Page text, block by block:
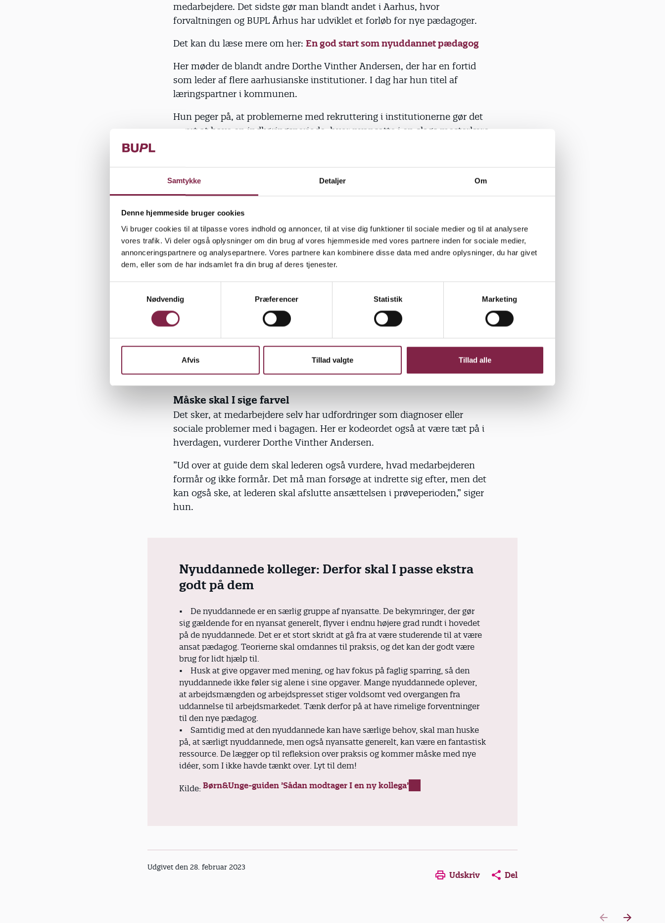
Samtykke Detaljer Om
Denne hjemmeside bruger cookies
Vi bruger cookies til at tilpasse vores indhold og annoncer, til at vise dig funktioner til sociale medier og til at analysere
vores trafik. Vi deler også oplysninger om din brug af vores hjemmeside med vores partnere inden for sociale medier,
annonceringspartnere og analysepartnere. Vores partnere kan kombinere disse data med andre oplysninger, du har givet
dem, eller som de har indsamlet fra din brug af deres tjenester.
v
Nødvendig Præferencer Statistik Marketing
Afvis Tillad valgte Tillad alle
medarbejdere. Det sidste gør man blandt andet i Aarhus, hvor
forvaltningen og BUPL Århus har udviklet et forløb for nye pædagoger.
Det kan du læse mere om her: En god start som nyuddannet pædagog
Her møder de blandt andre Dorthe Vinther Andersen, der har en fortid
som leder af flere aarhusianske institutioner. I dag har hun titel af
læringspartner i kommunen.
Hun peger på, at problemerne med rekruttering i institutionerne gør det
svært at have en indkøringsperiode, hvor nyansatte i en slags mesterlære
De nyansatte er langt hen ad vejen overladt til sig selv, og det er et
problem, især hvis de ikke har været i praktik i et dagtilbud.
pædagog i en vuggestue eller børnehave. Det er svært, når der en god del
af dagen ikke er uddannede kolleger på stuen,” siger Dorthe Vinther
Andersen.
Ud på stuerne og giv støtte
For pædagogfaglige ledere gælder det derfor om at støtte de nye
medarbejdere. Det skal også foregå ude på stuerne, tæt på den enkelte.
”Man kan ikke være leder fra kontoret hele dagen. Man skal helt tæt på
bruge sig selv som rollemodel,” siger Dorthe Vinther Andersen og tilføjer,
at lederen løbende skal tale med de nyansatte om pædagogiske emner,
oftest med udgangspunkt i den konkrete hverdag.
Måske skal I sige farvel
Det sker, at medarbejdere selv har udfordringer som diagnoser eller
sociale problemer med i bagagen. Her er kodeordet også at være tæt på i
hverdagen, vurderer Dorthe Vinther Andersen.
”Ud over at guide dem skal lederen også vurdere, hvad medarbejderen
formår og ikke formår. Det må man forsøge at indrette sig efter, men det
kan også ske, at lederen skal afslutte ansættelsen i prøveperioden,” siger
hun.
Nyuddannede kolleger: Derfor skal I passe ekstra
godt på dem
• De nyuddannede er en særlig gruppe af nyansatte. De bekymringer, der gør
sig gældende for en nyansat generelt, flyver i endnu højere grad rundt i hovedet
på de nyuddannede. Det er et stort skridt at gå fra at være studerende til at være
ansat pædagog. Teorierne skal omdannes til praksis, og det kan der godt være
brug for lidt hjælp til.
• Husk at give opgaver med mening, og hav fokus på faglig sparring, så den
nyuddannede ikke føler sig alene i sine opgaver. Mange nyuddannede oplever,
at arbejdsmængden og arbejdspresset stiger voldsomt ved overgangen fra
uddannelse til arbejdsmarkedet. Tænk derfor på at have rimelige forventninger
til den nye pædagog.
• Samtidig med at den nyuddannede kan have særlige behov, skal man huske
på, at særligt nyuddannede, men også nyansatte generelt, kan være en fantastisk
ressource. De lægger op til refleksion over praksis og kommer måske med nye
idéer, som I ikke havde tænkt over. Lyt til dem!
Kilde: Børn&Unge-guiden ’Sådan modtager I en ny kollega’
Udgivet den 28. februar 2023
Udskriv Del